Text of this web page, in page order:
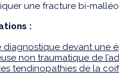
une fracture bi-
:
diagnostique devant une
non traumatique de
tendinopathies de la